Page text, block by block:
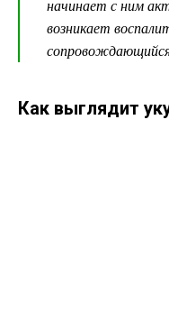
начинает с ним
возникает
Как выглядит